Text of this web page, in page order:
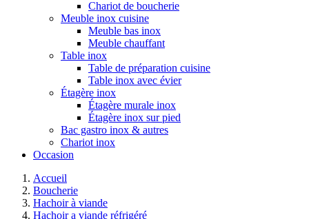
Chariot de boucherie
Meuble inox cuisine
Meuble bas inox
Meuble chauffant
Table inox
Table de préparation cuisine
Table inox avec évier
Étagère inox
Étagère murale inox
Étagère inox sur pied
Bac gastro inox & autres
Chariot inox
Occasion
Accueil
Boucherie
Hachoir à viande
Hachoir a viande réfrigéré